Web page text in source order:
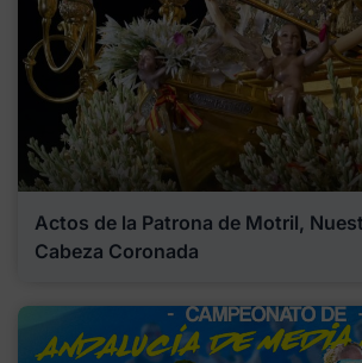
Actos de la Patrona de Motril,
Cabeza Coronada